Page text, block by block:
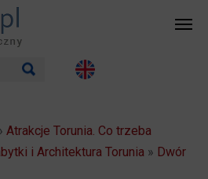
Atrakcje Torunia. Co trzeba
i Architektura Torunia » Dwór